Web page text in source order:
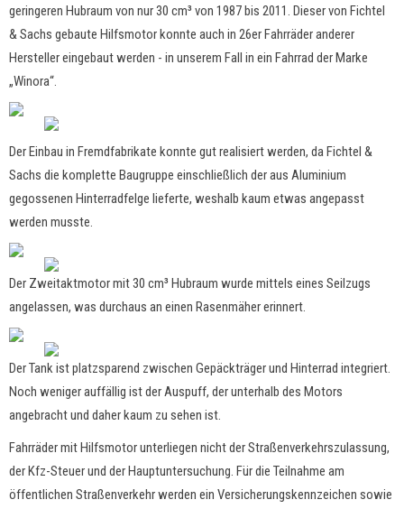
geringeren Hubraum von nur 30 cm³ von 1987 bis 2011. Dieser von Fichtel
& Sachs gebaute Hilfsmotor konnte auch in 26er Fahrräder anderer
Hersteller eingebaut werden - in unserem Fall in ein Fahrrad der Marke
„Winora“.
Der Einbau in Fremdfabrikate konnte gut realisiert werden, da Fichtel &
Sachs die komplette Baugruppe einschließlich der aus Aluminium
gegossenen Hinterradfelge lieferte, weshalb kaum etwas angepasst
werden musste.
Der Zweitaktmotor mit 30 cm³ Hubraum wurde mittels eines Seilzugs
angelassen, was durchaus an einen Rasenmäher erinnert.
Der Tank ist platzsparend zwischen Gepäckträger und Hinterrad integriert.
Noch weniger auffällig ist der Auspuff, der unterhalb des Motors
angebracht und daher kaum zu sehen ist.
Fahrräder mit Hilfsmotor unterliegen nicht der Straßenverkehrszulassung,
der Kfz-Steuer und der Hauptuntersuchung. Für die Teilnahme am
öffentlichen Straßenverkehr werden ein Versicherungskennzeichen sowie